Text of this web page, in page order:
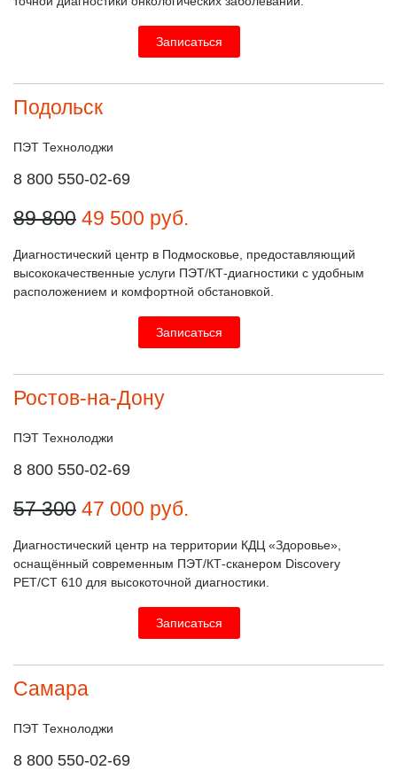
Записаться
Подольск
ПЭТ Технолоджи
8 800 550-02-69
89 800 49 500 руб.
Диагностический центр в Подмосковье, предоставляющий
высококачественные услуги ПЭТ/КТ-диагностики с удобным
расположением и комфортной обстановкой.
Записаться
Ростов-на-Дону
ПЭТ Технолоджи
8 800 550-02-69
57 300 47 000 руб.
Диагностический центр на территории КДЦ «Здоровье»,
оснащённый современным ПЭТ/КТ-сканером Discovery
PET/CT 610 для высокоточной диагностики.
Записаться
Самара
ПЭТ Технолоджи
8 800 550-02-69